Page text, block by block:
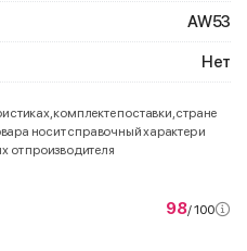
AW53
Нет
комплекте поставки, стране
носит справочный характер и
от производителя
98/ 100